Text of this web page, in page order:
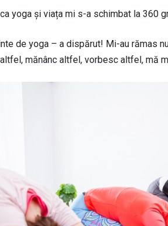
yoga și viața mi s-a schimbat la 360
de yoga – a dispărut! Mi-au rămas
mănânc altfel, vorbesc altfel, mă